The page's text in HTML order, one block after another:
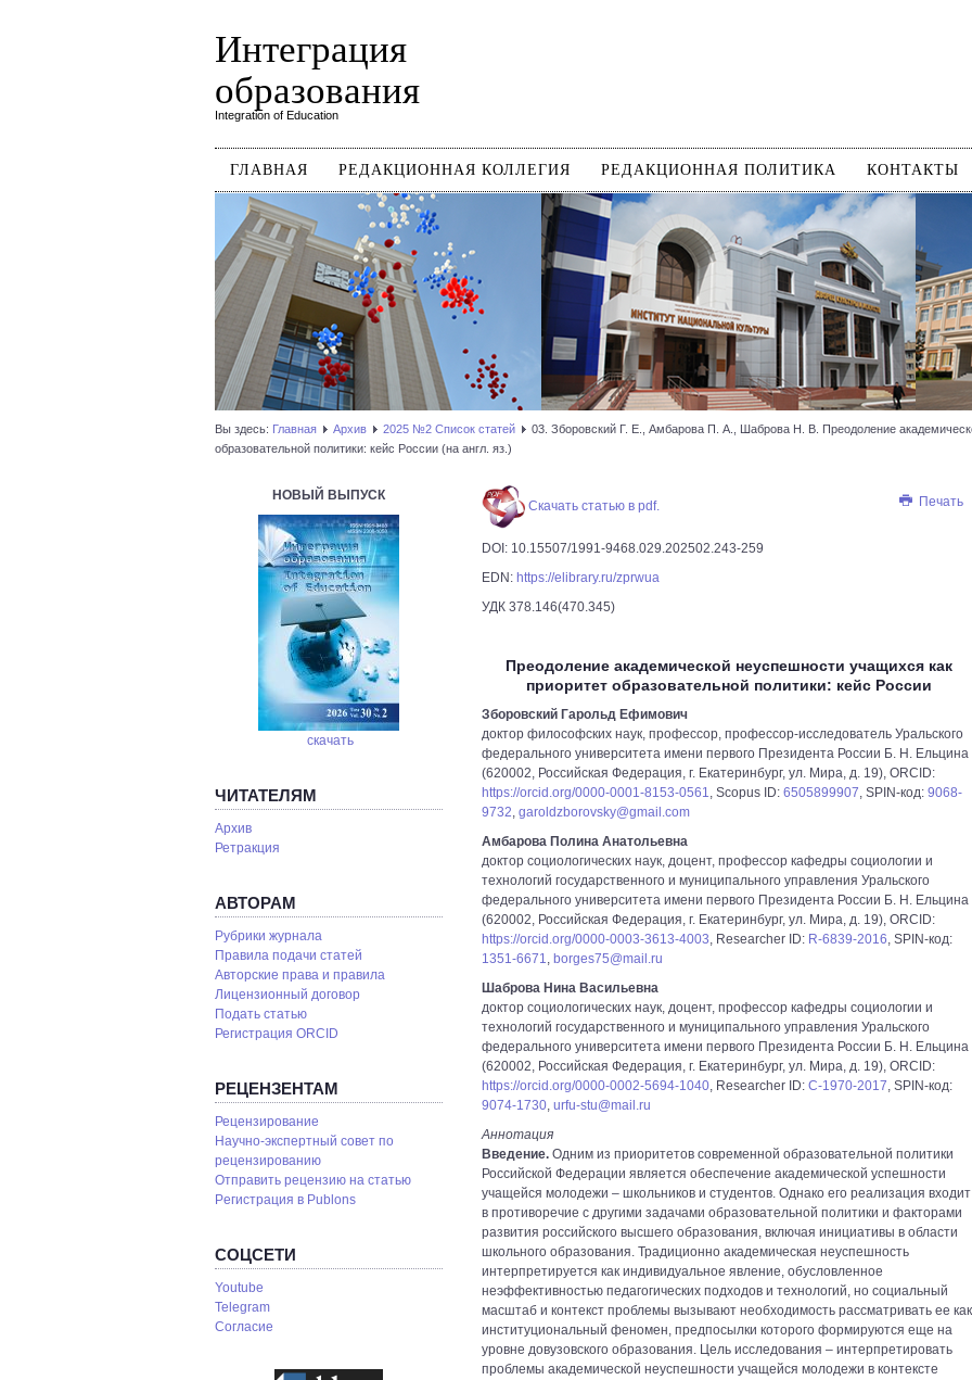
Интеграция
образования
Integration of Education
ГЛАВНАЯ РЕДАКЦИОННАЯ КОЛЛЕГИЯ РЕДАКЦИОННАЯ ПОЛИТИКА КОНТАКТЫ
Вы здесь: Главная Архив 2025 №2 Список статей
03. Зборовский Г. Е., Амбарова П. А., Шаброва Н. В. Преодоление
образовательной политики: кейс России (на англ. яз.)
НОВЫЙ ВЫПУСК
скачать
ЧИТАТЕЛЯМ
Архив
Ретракция
АВТОРАМ
Рубрики журнала
Правила подачи статей
Авторские права и правила
Лицензионный договор
Подать статью
Регистрация ORCID
РЕЦЕНЗЕНТАМ
Рецензирование
Научно-экспертный совет по
рецензированию
Отправить рецензию на статью
Pегистрация в Publons
СОЦСЕТИ
Youtube
Telegram
Согласие
Печать
Скачать статью в pdf.
DOI: 10.15507/1991-­9468.029.202502.243-­259
EDN: https://elibrary.ru/zprwua
УДК 378.146(470.345)
Преодоление академической неуспешности учащихся как
приоритет образовательной политики: кейс России
Зборовский Гарольд Ефимович
доктор философских наук, профессор, профессор-­исследователь Уральского
федерального университета имени первого Президента России Б. Н. Ельцина
(620002, Российская Федерация, г. Екатеринбург, ул. Мира, д. 19), ORCID:
https://orcid.org/0000-0001-8153-0561, Scopus ID: 6505899907, SPIN-код: 9068-
9732, garoldzborovsky@gmail.com
Амбарова Полина Анатольевна
доктор социологических наук, доцент, профессор кафедры социологии и
технологий государственного и муниципального управления Уральского
федерального университета имени первого Президента России Б. Н. Ельцина
(620002, Российская Федерация, г. Екатеринбург, ул. Мира, д. 19), ORCID:
https://orcid.org/0000-0003-3613-4003, Researcher ID: R-6839-2016, SPIN-код:
1351-6671, borges75@mail.ru
Шаброва Нина Васильевна
доктор социологических наук, доцент, профессор кафедры социологии и
технологий государственного и муниципального управления Уральского
федерального университета имени первого Президента России Б. Н. Ельцина
(620002, Российская Федерация, г. Екатеринбург, ул. Мира, д. 19), ORCID:
https://orcid.org/0000-0002-5694-1040, Researcher ID: C-1970-2017, SPIN-код:
9074-1730, urfu-­stu@mail.ru
Аннотация
Введение. Одним из приоритетов современной образовательной политики
Российской Федерации является обеспечение академической успешности
учащейся молодежи – школьников и студентов. Однако его реализация входит
в противоречие с другими задачами образовательной политики и факторами
развития российского высшего образования, включая инициативы в области
школьного образования. Традиционно академическая неуспешность
интерпретируется как индивидуальное явление, обусловленное
неэффективностью педагогических подходов и технологий, но социальный
масштаб и контекст проблемы вызывают необходимость рассматривать ее как
институциональный феномен, предпосылки которого формируются еще на
уровне довузовского образования. Цель исследования – интерпретировать
проблемы академической неуспешности учащейся молодежи в контексте